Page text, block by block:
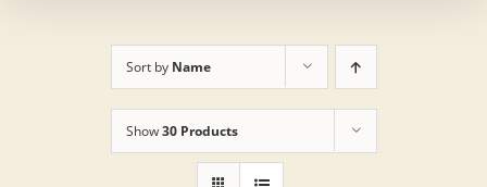
Sort by Name
Show30 Products